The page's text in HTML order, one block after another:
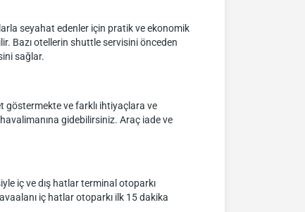
seyahat edenler için pratik ve ekonomik
Bazı otellerin shuttle servisini önceden
sağlar.
göstermekte ve farklı ihtiyaçlara ve
gidebilirsiniz. Araç iade ve
iç ve dış hatlar terminal otoparkı
iç hatlar otoparkı ilk 15 dakika